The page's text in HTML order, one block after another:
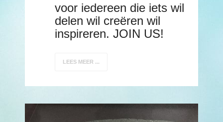
voor iedereen die iets wil
delen wil creëren wil
inspireren. JOIN US!
LEES MEER ...